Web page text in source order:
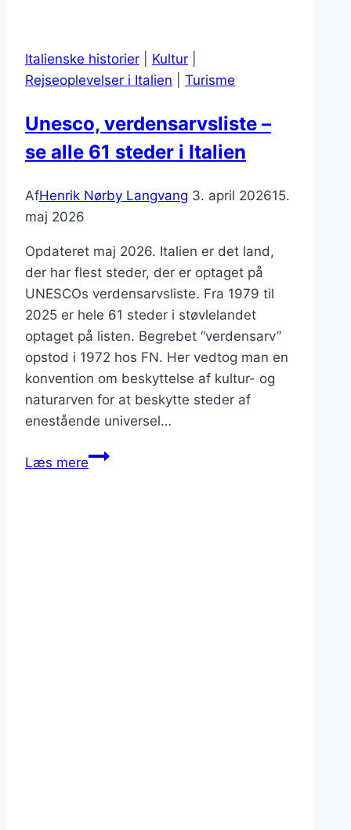
Italienske historier Kultur
Rejseoplevelser i Italien
Turisme
Unesco, verdensarvsliste –
se alle 61 steder i Italien
AfHenrik Nørby Langvang 3. april 202615.
maj 2026
Opdateret maj 2026. Italien er det land,
der har flest steder, der er optaget på
UNESCOs verdensarvsliste. Fra 1979 til
2025 er hele 61 steder i støvlelandet
optaget på listen. Begrebet “verdensarv”
opstod i 1972 hos FN. Her vedtog man en
konvention om beskyttelse af kultur- og
naturarven for at beskytte steder af
enestående universel…
Læs mereUnesco,